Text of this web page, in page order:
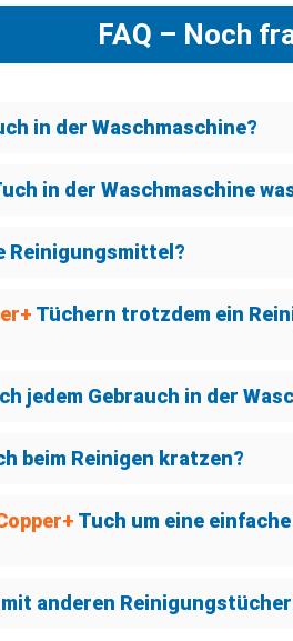
FAQ – Noch
in der Waschmaschine?
in der Waschmaschine
Reinigungsmittel?
Tüchern trotzdem ein
jedem Gebrauch in der
beim Reinigen kratzen?
Tuch um eine
anderen